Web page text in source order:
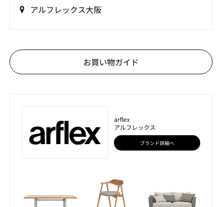
アルフレックス大阪
お買い物ガイド
arflex
アルフレックス
ブランド詳細へ